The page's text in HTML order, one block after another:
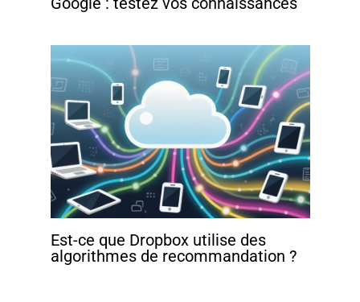
Est-ce que Dropbox utilise des
algorithmes de recommandation ?